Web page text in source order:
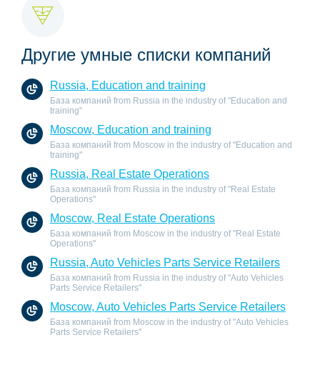
Другие умные списки компаний
Russia, Education and training
База компаний from Russia in the industry of "Education and
training"
Moscow, Education and training
База компаний from Moscow in the industry of "Education and
training"
Russia, Real Estate Operations
База компаний from Russia in the industry of "Real Estate
Operations"
Moscow, Real Estate Operations
База компаний from Moscow in the industry of "Real Estate
Operations"
Russia, Auto Vehicles Parts Service Retailers
База компаний from Russia in the industry of "Auto Vehicles
Parts Service Retailers"
Moscow, Auto Vehicles Parts Service Retailers
База компаний from Moscow in the industry of "Auto Vehicles
Parts Service Retailers"